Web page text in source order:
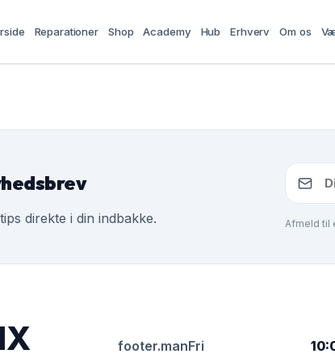
Reparationer Shop Academy Hub Erhverv Om os
direkte i din indbakke. Afmeld til
footer.manFri